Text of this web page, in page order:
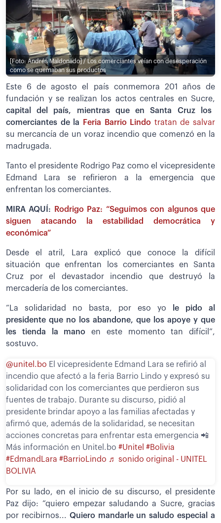
[Foto: Andrés Maldonado] / Los comerciantes veían con desesperación
como se quemaban sus productos
Este 6 de agosto el país conmemora 201 años de
fundación y se realizan los actos centrales en Sucre,
capital del país, mientras que en Santa Cruz los
comerciantes de la
Feria Barrio Lindo tratan de salvar
su mercancía de un voraz incendio que comenzó en la
madrugada.
Tanto el presidente Rodrigo Paz como el vicepresidente
Edmand Lara se refirieron a la emergencia que
enfrentan los comerciantes.
MIRA AQUÍ:
Rodrigo Paz: “Seguimos con algunos que
siguen atacando la estabilidad democrática y
económica”
Desde el atril, Lara explicó que conoce la difícil
situación que enfrentan los comerciantes en Santa
Cruz por el devastador incendio que destruyó la
mercadería de los comerciantes.
“La solidaridad no basta, por eso yo le pido al
presidente que no los abandone, que los apoye y que
les tienda la mano en este momento tan difícil”,
sostuvo.
@unitel.bo El vicepresidente Edmand Lara se refirió al
incendio que afectó a la feria Barrio Lindo y expresó su
solidaridad con los comerciantes que perdieron sus
fuentes de trabajo. Durante su discurso, pidió al
presidente brindar apoyo a las familias afectadas y
afirmó que, además de la solidaridad, se necesitan
acciones concretas para enfrentar esta emergencia 📲
Más información en Unitel.bo #Unitel #Bolivia
#EdmandLara #BarrioLindo ♬ sonido original - UNITEL
BOLIVIA
Por su lado, en el inicio de su discurso, el presidente
Paz dijo: “quiero empezar saludando a Sucre, gracias
por recibirnos... Quiero mandarle un saludo especial a